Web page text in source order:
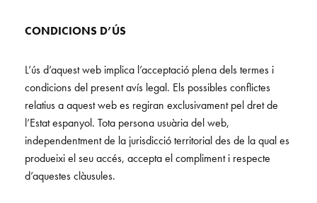
CONDICIONS D’ÚS
L’ús d’aquest web implica l’acceptació plena dels termes i
condicions del present avís legal. Els possibles conflictes
relatius a aquest web es regiran exclusivament pel dret de
l’Estat espanyol. Tota persona usuària del web,
independentment de la jurisdicció territorial des de la qual es
produeixi el seu accés, accepta el compliment i respecte
d’aquestes clàusules.